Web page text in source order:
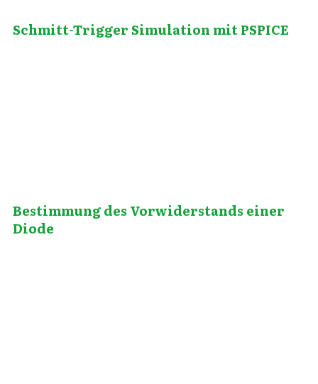
Schmitt-Trigger Simulation mit PSPICE
Bestimmung des Vorwiderstands einer
Diode